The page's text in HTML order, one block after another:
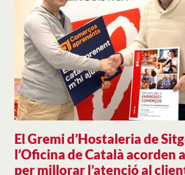
El Gremi d’Hostaleria de
l’Oficina de Català acorden
per millorar l’atenció al